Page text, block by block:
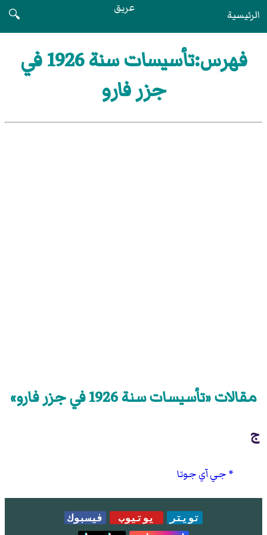
الرئيسية عريق
🔍
فهرس:تأسيسات سنة 1926 في
جزر فارو
مقالات «تأسيسات سنة 1926 في جزر فارو»
ج
جي آي جوتا
تويتر يوتيوب
فيسبوك